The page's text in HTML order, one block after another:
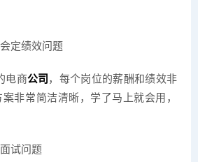
定绩效问题
电商公司 ，每个岗位的薪酬和绩效非
非常简洁清晰，学了马上就会用，
试问题